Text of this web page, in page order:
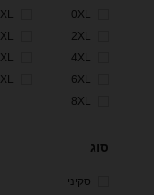
0XL
1XL
2XL
3XL
4XL
5XL
6XL
7XL
8XL
סוג
סקיני